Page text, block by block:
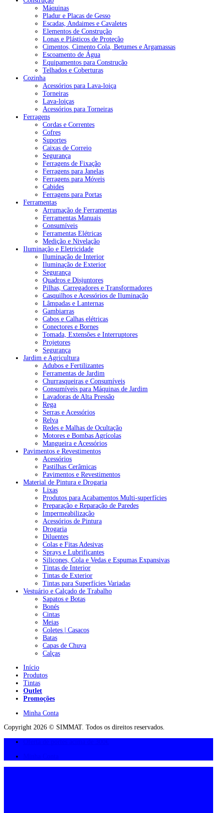
Máquinas
Pladur e Placas de Gesso
Escadas, Andaimes e Cavaletes
Elementos de Construção
Lonas e Plásticos de Proteção
Cimentos, Cimento Cola, Betumes e Argamassas
Escoamento de Água
Equipamentos para Construção
Telhados e Coberturas
Cozinha
Acessórios para Lava-loiça
Torneiras
Lava-loiças
Acessórios para Torneiras
Ferragens
Cordas e Correntes
Cofres
Suportes
Caixas de Correio
Segurança
Ferragens de Fixação
Ferragens para Janelas
Ferragens para Móveis
Cabides
Ferragens para Portas
Ferramentas
Arrumação de Ferramentas
Ferramentas Manuais
Consumíveis
Ferramentas Elétricas
Medição e Nivelação
Iluminação e Eletricidade
Iluminação de Interior
Iluminação de Exterior
Segurança
Quadros e Disjuntores
Pilhas, Carregadores e Transformadores
Casquilhos e Acessórios de Iluminação
Lâmpadas e Lanternas
Gambiarras
Cabos e Calhas elétricas
Conectores e Bornes
Tomada, Extensões e Interruptores
Projetores
Segurança
Jardim e Agricultura
Adubos e Fertilizantes
Ferramentas de Jardim
Churrasqueiras e Consumíveis
Consumíveis para Máquinas de Jardim
Lavadoras de Alta Pressão
Rega
Serras e Acessórios
Relva
Redes e Malhas de Ocultação
Motores e Bombas Agrícolas
Mangueira e Acessórios
Pavimentos e Revestimentos
Acessórios
Pastilhas Cerâmicas
Pavimentos e Revestimentos
Material de Pintura e Drogaria
Lixas
Produtos para Acabamentos Multi-superfícies
Preparação e Reparação de Paredes
Impermeabilização
Acessórios de Pintura
Drogaria
Diluentes
Colas e Fitas Adesivas
Sprays e Lubrificantes
Silicones, Cola e Vedas e Espumas Expansivas
Tintas de Interior
Tintas de Exterior
Tintas para Superfícies Variadas
Vestuário e Calçado de Trabalho
Sapatos e Botas
Bonés
Cintas
Meias
Coletes | Casacos
Batas
Capas de Chuva
Calças
Início
Produtos
Tintas
Outlet
Promoções
Minha Conta
Copyright 2026 © SIMMAT. Todos os direitos reservados.